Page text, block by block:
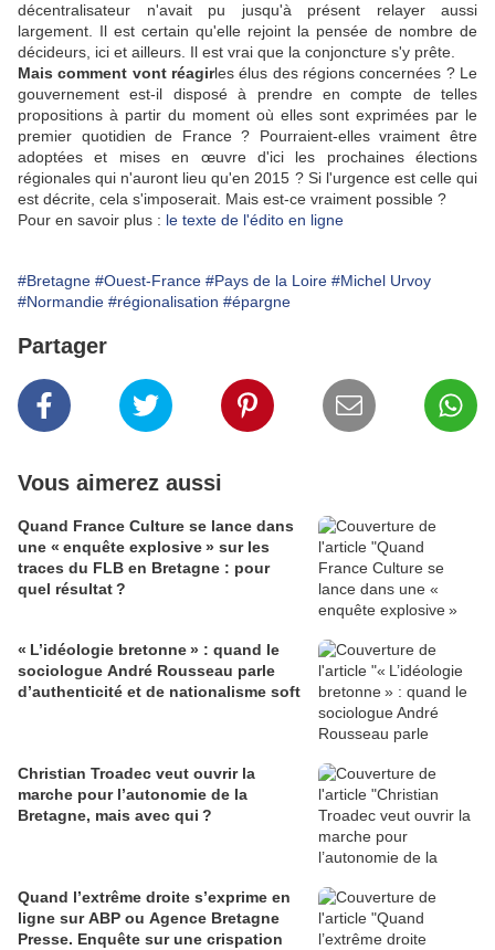
décentralisateur n'avait pu jusqu'à présent relayer aussi
largement. Il est certain qu'elle rejoint la pensée de nombre de
décideurs, ici et ailleurs. Il est vrai que la conjoncture s'y prête.
Mais comment vont réagirles élus des régions concernées ? Le
gouvernement est-il disposé à prendre en compte de telles
propositions à partir du moment où elles sont exprimées par le
premier quotidien de France ? Pourraient-elles vraiment être
adoptées et mises en œuvre d'ici les prochaines élections
régionales qui n'auront lieu qu'en 2015 ? Si l'urgence est celle qui
est décrite, cela s'imposerait. Mais est-ce vraiment possible ?
Pour en savoir plus : le texte de l'édito en ligne
#Bretagne #Ouest-France #Pays de la Loire #Michel Urvoy
#Normandie #régionalisation #épargne
Partager
Vous aimerez aussi
Quand France Culture se lance dans
une « enquête explosive » sur les
traces du FLB en Bretagne : pour
quel résultat ?
« L’idéologie bretonne » : quand le
sociologue André Rousseau parle
d’authenticité et de nationalisme soft
Christian Troadec veut ouvrir la
marche pour l’autonomie de la
Bretagne, mais avec qui ?
Quand l’extrême droite s’exprime en
ligne sur ABP ou Agence Bretagne
Presse. Enquête sur une crispation